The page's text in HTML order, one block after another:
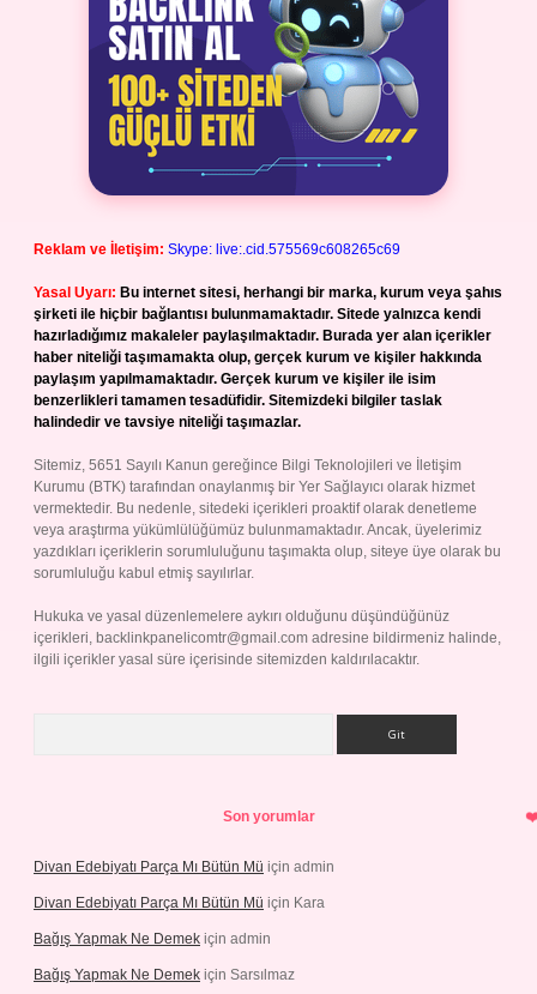
Reklam ve İletişim: Skype: live:.cid.575569c608265c69
Yasal Uyarı: Bu internet sitesi, herhangi bir marka, kurum veya şahıs
şirketi ile hiçbir bağlantısı bulunmamaktadır. Sitede yalnızca kendi
hazırladığımız makaleler paylaşılmaktadır. Burada yer alan içerikler
haber niteliği taşımamakta olup, gerçek kurum ve kişiler hakkında
paylaşım yapılmamaktadır. Gerçek kurum ve kişiler ile isim
benzerlikleri tamamen tesadüfidir. Sitemizdeki bilgiler taslak
halindedir ve tavsiye niteliği taşımazlar.
Sitemiz, 5651 Sayılı Kanun gereğince Bilgi Teknolojileri ve İletişim
Kurumu (BTK) tarafından onaylanmış bir Yer Sağlayıcı olarak hizmet
vermektedir. Bu nedenle, sitedeki içerikleri proaktif olarak denetleme
veya araştırma yükümlülüğümüz bulunmamaktadır. Ancak, üyelerimiz
yazdıkları içeriklerin sorumluluğunu taşımakta olup, siteye üye olarak bu
sorumluluğu kabul etmiş sayılırlar.
Hukuka ve yasal düzenlemelere aykırı olduğunu düşündüğünüz
içerikleri, backlinkpanelicomtr@gmail.com adresine bildirmeniz halinde,
ilgili içerikler yasal süre içerisinde sitemizden kaldırılacaktır.
Son yorumlar
Divan Edebiyatı Parça Mı Bütün Mü için admin
Divan Edebiyatı Parça Mı Bütün Mü için Kara
Bağış Yapmak Ne Demek için admin
Bağış Yapmak Ne Demek için Sarsılmaz